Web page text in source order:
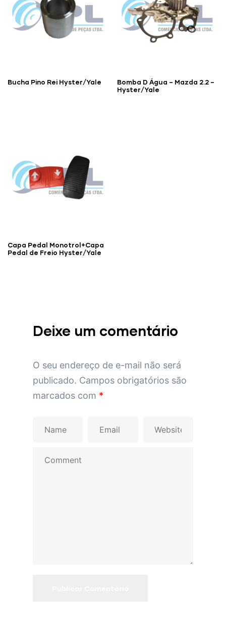
Bucha Pino Rei Hyster/Yale
Bomba D Água – Mazda 2.2 –
Hyster/Yale
Capa Pedal Monotrol+Capa
Pedal de Freio Hyster/Yale
Deixe um comentário
O seu endereço de e-mail não será
publicado. Campos obrigatórios são
marcados com *